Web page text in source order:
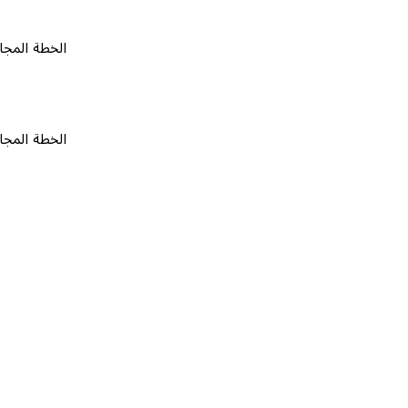
الخطة المجانية ٠
الخطة المجانية ٠